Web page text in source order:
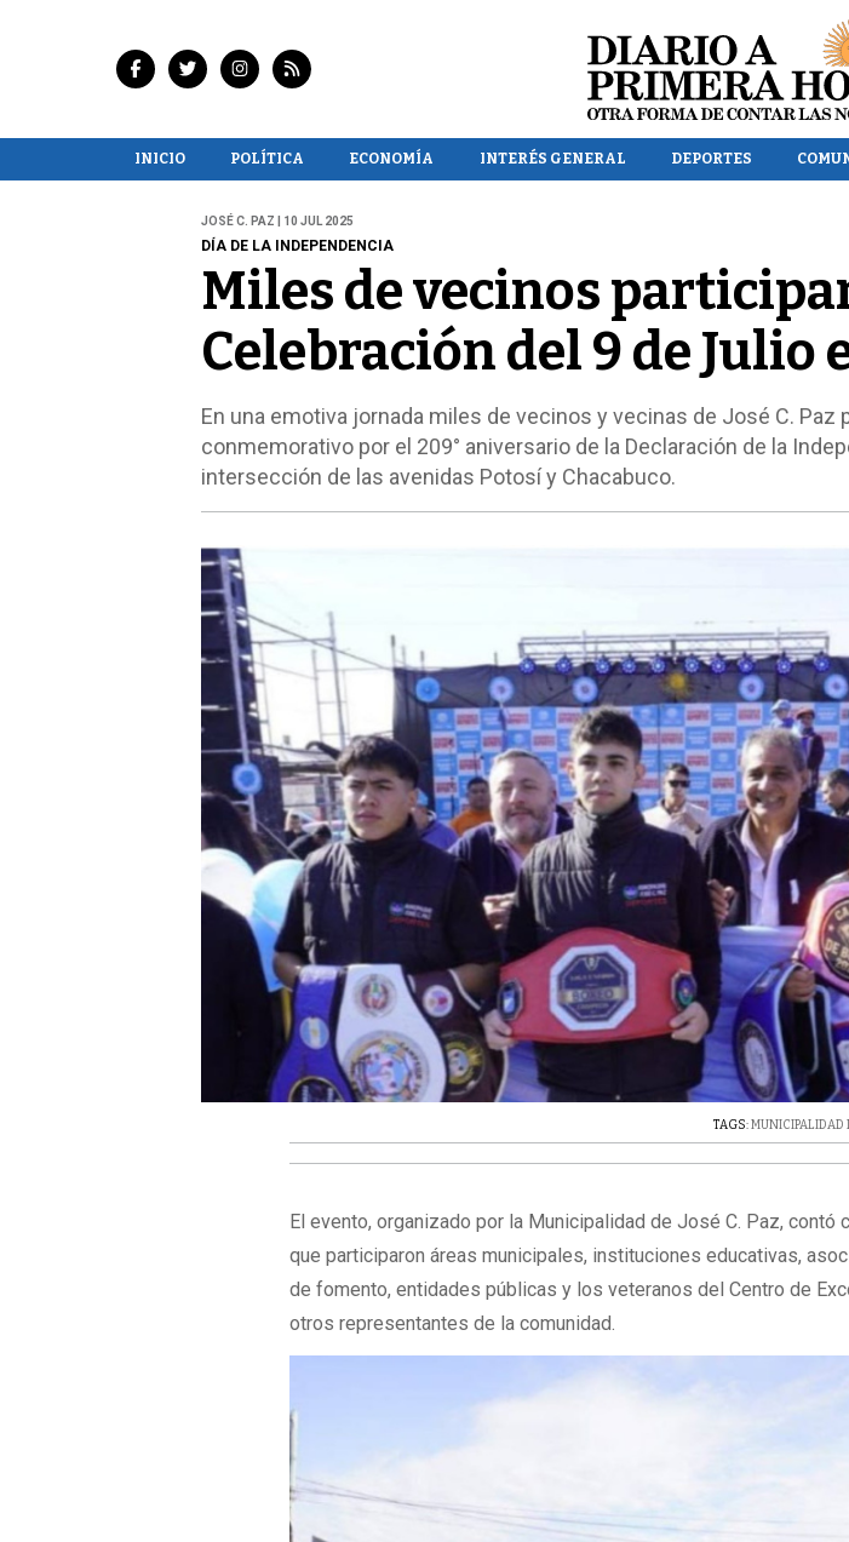
INICIO POLÍTICA ECONOMÍA INTERÉS GENERAL DEPORTES
JOSÉ C. PAZ | 10 JUL 2025
DÍA DE LA INDEPENDENCIA
Miles de vecinos
Celebración del 9 de Julio
En una emotiva jornada miles de vecinos y vecinas de José C. Paz
conmemorativo por el 209° aniversario de la Declaración de la
intersección de las avenidas Potosí y Chacabuco.
TAGS:MUNICIPALIDAD
El evento, organizado por la Municipalidad de José C. Paz, contó
que participaron áreas municipales, instituciones educativas,
de fomento, entidades públicas y los veteranos del Centro de
otros representantes de la comunidad.